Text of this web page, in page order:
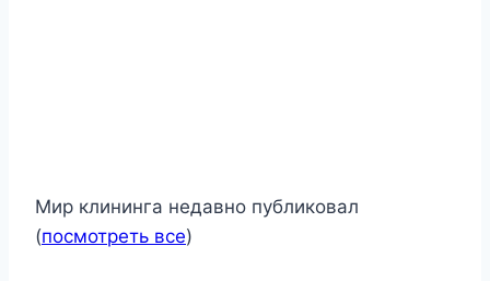
Мир клининга недавно публиковал
(посмотреть все)